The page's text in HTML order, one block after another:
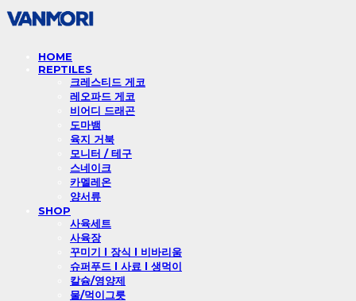
HOME
REPTILES
크레스티드 게코
레오파드 게코
비어디 드래곤
도마뱀
육지 거북
모니터 / 테구
스네이크
카멜레온
양서류
SHOP
사육세트
사육장
꾸미기 l 장식 l 비바리움
슈퍼푸드 l 사료 l 생먹이
칼슘/영양제
물/먹이그릇